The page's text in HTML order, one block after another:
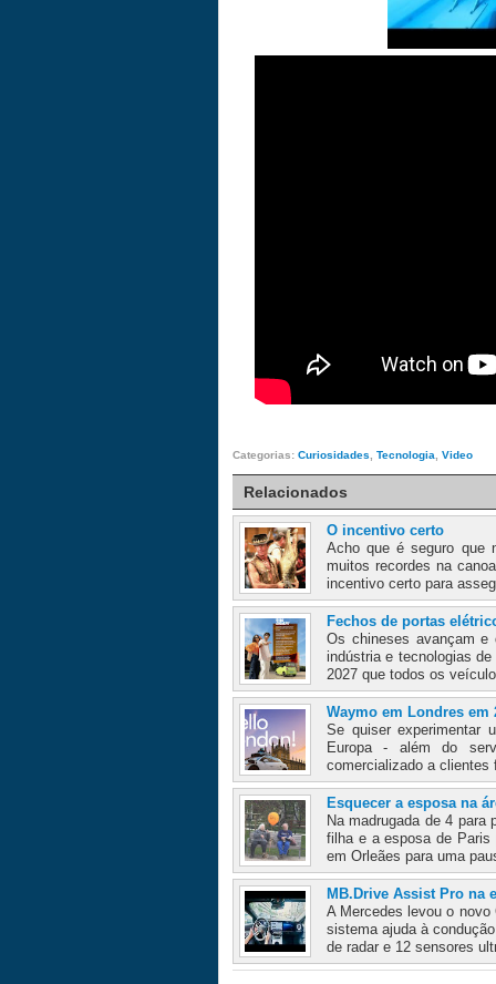
Categorias: Curiosidades Tecnologia Video
Relacionados
O incentivo certo
Acho que é seguro que
muitos recordes na
incentivo certo para
Fechos de portas
Os chineses avançam e
indústria e tecnologias
2027 que todos os
Waymo em Londres em
Se quiser experimentar
Europa - além do
comercializado a clientes
Esquecer a esposa na
Na madrugada de 4
filha e a esposa de Paris
em Orleães para uma
MB.Drive Assist Pro na
A Mercedes levou o
sistema ajuda à
de radar e 12 sensores